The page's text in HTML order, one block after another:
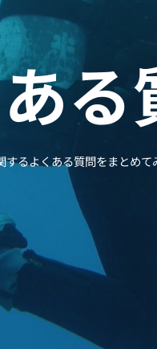
る
するよくある質問をまとめて